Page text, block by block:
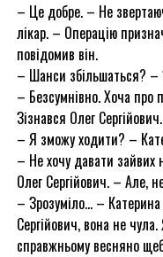
– Це добре. – Не
лікар. – Операцію
повідомив він.
– Шанси збільшаться? –
– Безсумнівно. Хоча про
Зізнався Олег Сергійович.
– Я зможу ходити? –
– Не хочу давати зайвих
Олег Сергійович. – Але,
– Зрозуміло… –
Сергійович, вона не
справжньому весняно